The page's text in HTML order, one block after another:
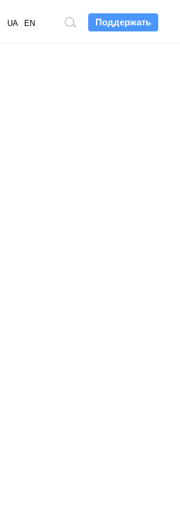
Поддержать
Поиск
UA EN